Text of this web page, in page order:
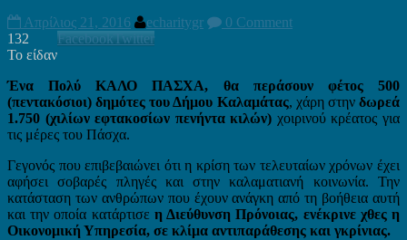
Απρίλιος 21, 2016 echaritygr
0 Comment
132
Το είδαν
FacebookTwitter
Ένα Πολύ ΚΑΛΟ ΠΑΣΧΑ, θα περάσουν φέτος 500
(πεντακόσιοι) δημότες του Δήμου Καλαμάτας, χάρη στηνδωρεά
1.750 (χιλίων εφτακοσίων πενήντα κιλών) χοιρινού κρέατος για
τις μέρες του Πάσχα.
Γεγονός που επιβεβαιώνει ότι η κρίση των τελευταίων χρόνων έχει
αφήσει σοβαρές πληγές και στην καλαματιανή κοινωνία. Την
κατάσταση των ανθρώπων που έχουν ανάγκη από τη βοήθεια αυτή
και την οποία κατάρτισε η Διεύθυνση Πρόνοιας, ενέκρινε χθες η
Οικονομική Υπηρεσία, σε κλίμα αντιπαράθεσης και γκρίνιας.